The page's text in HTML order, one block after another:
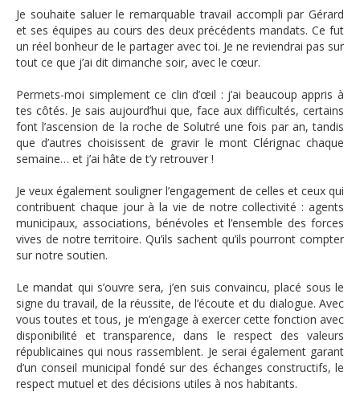
Je souhaite saluer le remarquable travail accompli par Gérard
et ses équipes au cours des deux précédents mandats. Ce fut
un réel bonheur de le partager avec toi. Je ne reviendrai pas sur
tout ce que j’ai dit dimanche soir, avec le cœur.
Permets-moi simplement ce clin d’œil : j’ai beaucoup appris à
tes côtés. Je sais aujourd’hui que, face aux difficultés, certains
font l’ascension de la roche de Solutré une fois par an, tandis
que d’autres choisissent de gravir le mont Clérignac chaque
semaine… et j’ai hâte de t’y retrouver !
Je veux également souligner l’engagement de celles et ceux qui
contribuent chaque jour à la vie de notre collectivité : agents
municipaux, associations, bénévoles et l’ensemble des forces
vives de notre territoire. Qu’ils sachent qu’ils pourront compter
sur notre soutien.
Le mandat qui s’ouvre sera, j’en suis convaincu, placé sous le
signe du travail, de la réussite, de l’écoute et du dialogue. Avec
vous toutes et tous, je m’engage à exercer cette fonction avec
disponibilité et transparence, dans le respect des valeurs
républicaines qui nous rassemblent. Je serai également garant
d’un conseil municipal fondé sur des échanges constructifs, le
respect mutuel et des décisions utiles à nos habitants.